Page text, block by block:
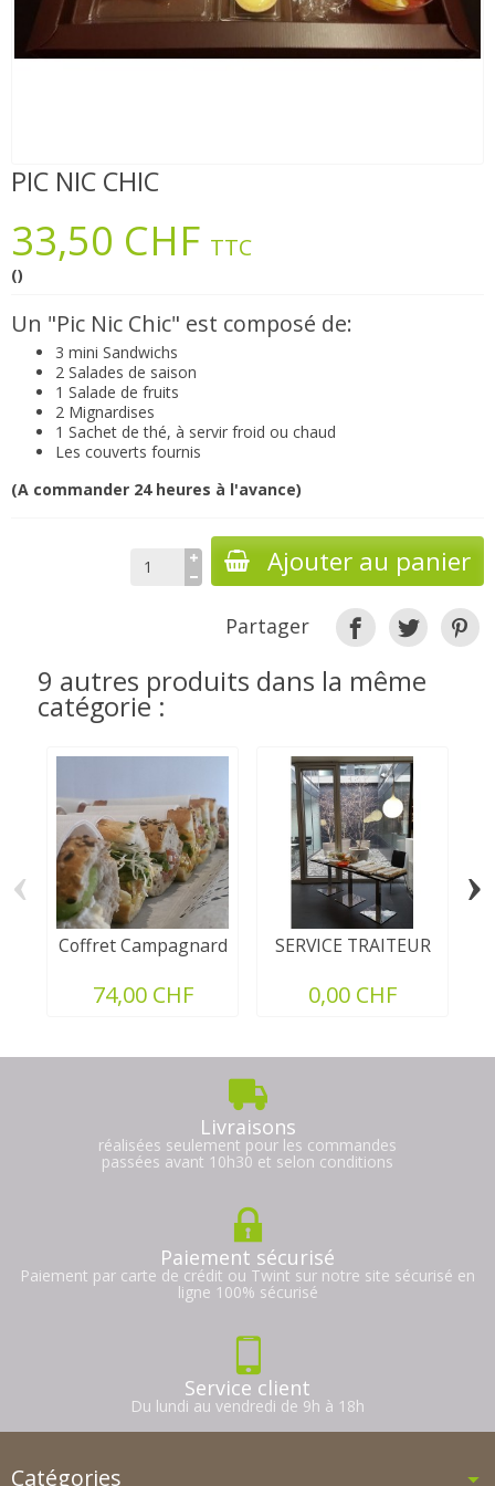
PIC NIC CHIC
33,50 CHF TTC
()
Un "Pic Nic Chic" est composé de:
3 mini Sandwichs
2 Salades de saison
1 Salade de fruits
2 Mignardises
1 Sachet de thé, à servir froid ou chaud
Les couverts fournis
(A commander 24 heures à l'avance)
Ajouter au panier
Partager
9 autres produits dans la même
catégorie :
Coffret Campagnard
74,00 CHF
SERVICE TRAITEUR
0,00 CHF
‹ ›
Livraisons
réalisées seulement pour les commandes
passées avant 10h30 et selon conditions
Paiement sécurisé
Paiement par carte de crédit ou Twint sur notre site sécurisé en
ligne 100% sécurisé
Service client
Du lundi au vendredi de 9h à 18h
Catégories